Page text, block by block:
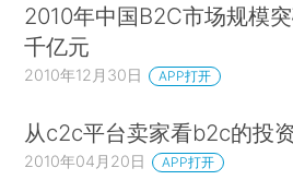
2010年中国B2C市场规模
千亿元
2010年12月30日 APP打开
从c2c平台卖家看b2c的投
2010年04月20日 APP打开